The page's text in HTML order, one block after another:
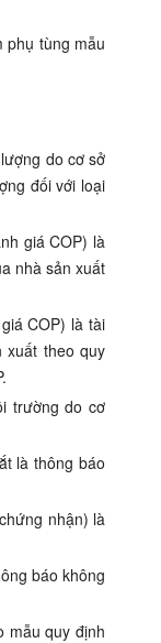
phụ tùng mẫu
do cơ sở
đối với loại
giá COP) là
nhà sản xuất
COP) là tài
xuất theo quy
trường do cơ
là thông báo
nhận) là
báo không
mẫu quy định